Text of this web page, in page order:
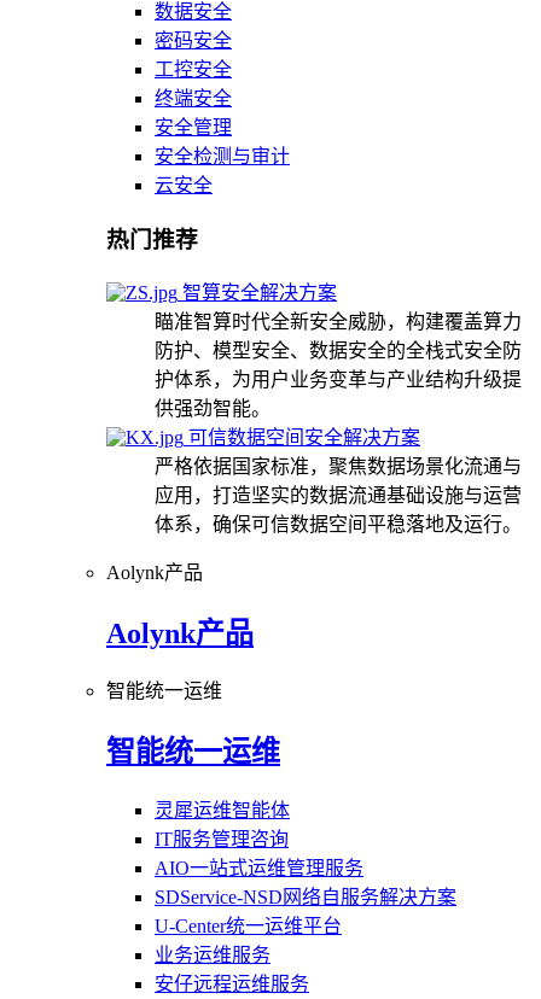
数据安全
密码安全
工控安全
终端安全
安全管理
安全检测与审计
云安全
热门推荐
智算安全解决方案
瞄准智算时代全新安全威胁，构建覆盖算力
防护、模型安全、数据安全的全栈式安全防
护体系，为用户业务变革与产业结构升级提
供强劲智能。
可信数据空间安全解决方案
严格依据国家标准，聚焦数据场景化流通与
应用，打造坚实的数据流通基础设施与运营
体系，确保可信数据空间平稳落地及运行。
Aolynk产品
Aolynk产品
智能统一运维
智能统一运维
灵犀运维智能体
IT服务管理咨询
AIO一站式运维管理服务
SDService-NSD网络自服务解决方案
U-Center统一运维平台
业务运维服务
安仔远程运维服务